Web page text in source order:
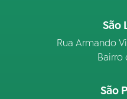
São
Rua Armando
Bairro
São